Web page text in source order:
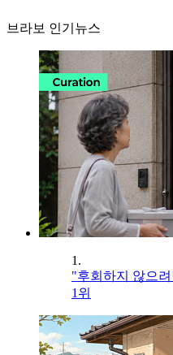
브라보 인기뉴스
1.
"후회하지 않으
1위